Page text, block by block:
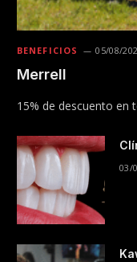
BENEFICIOS 05/08/
Merrell
15% de descuento en
03/